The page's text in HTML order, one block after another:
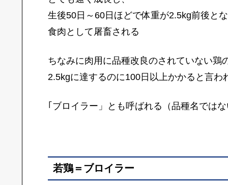
生後50日～60日ほどで体重が2.5kg前後とな
食肉として屠畜される
ちなみに肉用に品種改良のされていない鶏
2.5kgに達するのに100日以上かかると言わ
｢ブロイラー」とも呼ばれる（品種名ではな
若鶏＝ブロイラー